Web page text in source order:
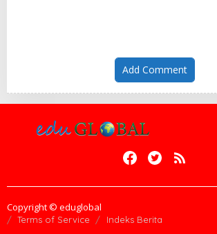
Add Comment
Copyright © eduglobal
Terms of Service Indeks Berita